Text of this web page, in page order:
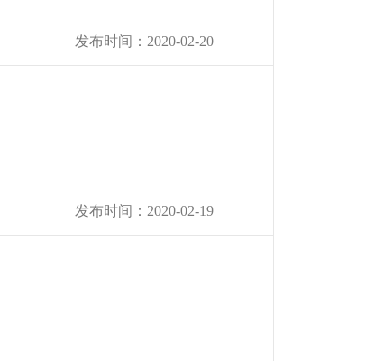
发布时间：2020-02-20
发布时间：2020-02-19